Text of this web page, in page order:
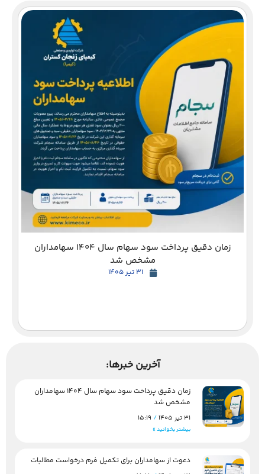
زمان دقیق پرداخت سود سهام سال 1404 سهامداران
مشخص شد
آخرین خبرها:
زمان دقیق پرداخت سود سهام سال 1404 سهامداران
مشخص شد
31 تیر 1405 15:19
بیشتر بخوانید »
دعوت از سهامداران برای تکمیل فرم درخواست مطالبات